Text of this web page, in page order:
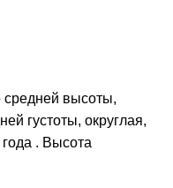
средней высоты,
густоты, округлая,
. Высота